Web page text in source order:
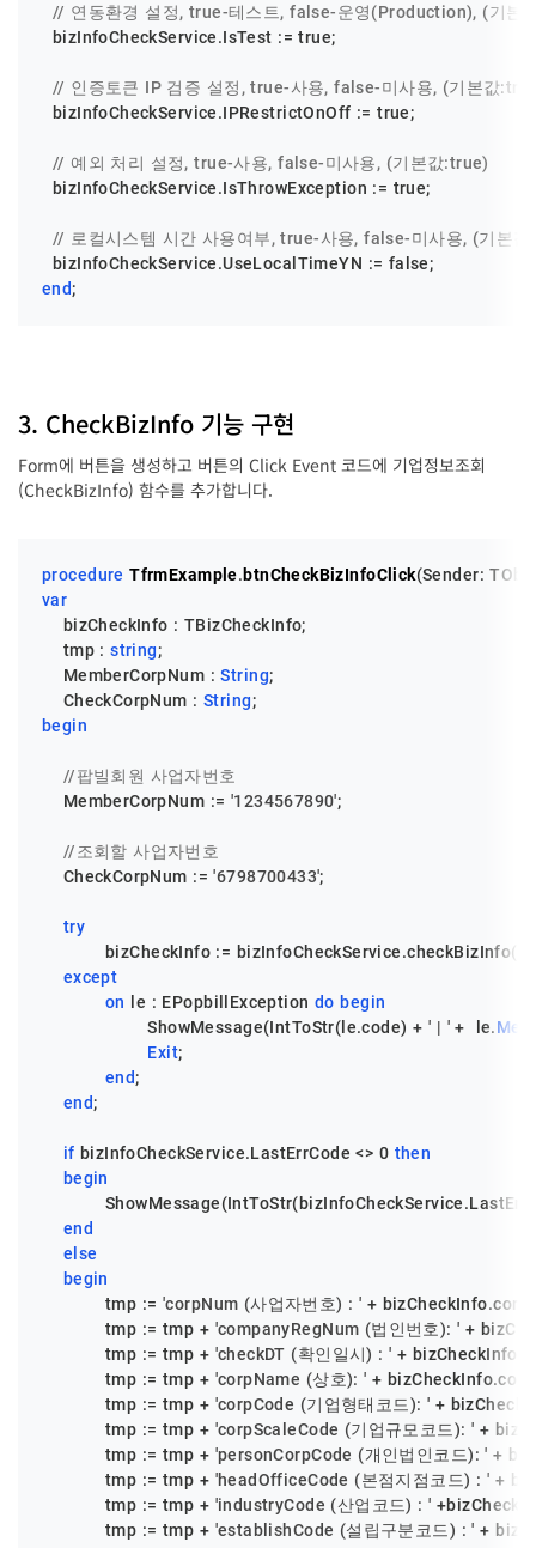
// 연동환경 설정, true-테스트, false-운영(Production), (기본
  bizInfoCheckService.IsTest := true;
// 인증토큰 IP 검증 설정, true-사용, false-미사용, (기본값
  bizInfoCheckService.IPRestrictOnOff := true;
// 예외 처리 설정, true-사용, false-미사용, (기본값:true)
  bizInfoCheckService.IsThrowException := true;
// 로컬시스템 시간 사용여부, true-사용, false-미사용, (기본
end;
3. CheckBizInfo 기능 구현
Form에 버튼을 생성하고 버튼의 Click Event 코드에 기업정보조회
(CheckBizInfo) 함수를 추가합니다.
procedure TfrmExample.btnCheckBizInfoClick(Sender:
var
    bizCheckInfo : TBizCheckInfo;
    tmp :
string;
    MemberCorpNum :
String;
    CheckCorpNum :
String
begin
//팝빌회원 사업자번호
    MemberCorpNum :=
'1234567890';
//조회할 사업자번호
    CheckCorpNum :=
'6798700433';
try
bizCheckInfo :=
except
on
le : EPopbillException do begin
                    ShowMessage(IntToStr(le.code) +
' | ' +  le.
Exit;
end;
end;
if bizInfoCheckService.LastErrCode <> 0 then
begin
end
else
begin
            tmp :=
'corpNum (사업자번호) : ' +
            tmp := tmp +
'companyRegNum (법인번호): ' +
            tmp := tmp +
'checkDT (확인일시) : ' +
            tmp := tmp +
'corpName (상호): ' +
            tmp := tmp +
'corpCode (기업형태코드): ' +
            tmp := tmp +
'corpScaleCode (기업규모코드): ' +
            tmp := tmp +
'personCorpCode (개인법인코드): ' +
            tmp := tmp +
'headOfficeCode (본점지점코드) : ' +
            tmp := tmp +
'industryCode (산업코드) : '
            tmp := tmp +
'establishCode (설립구분코드) : ' +